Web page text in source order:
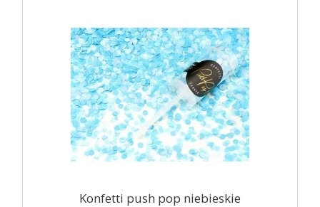
Konfetti push pop niebieskie